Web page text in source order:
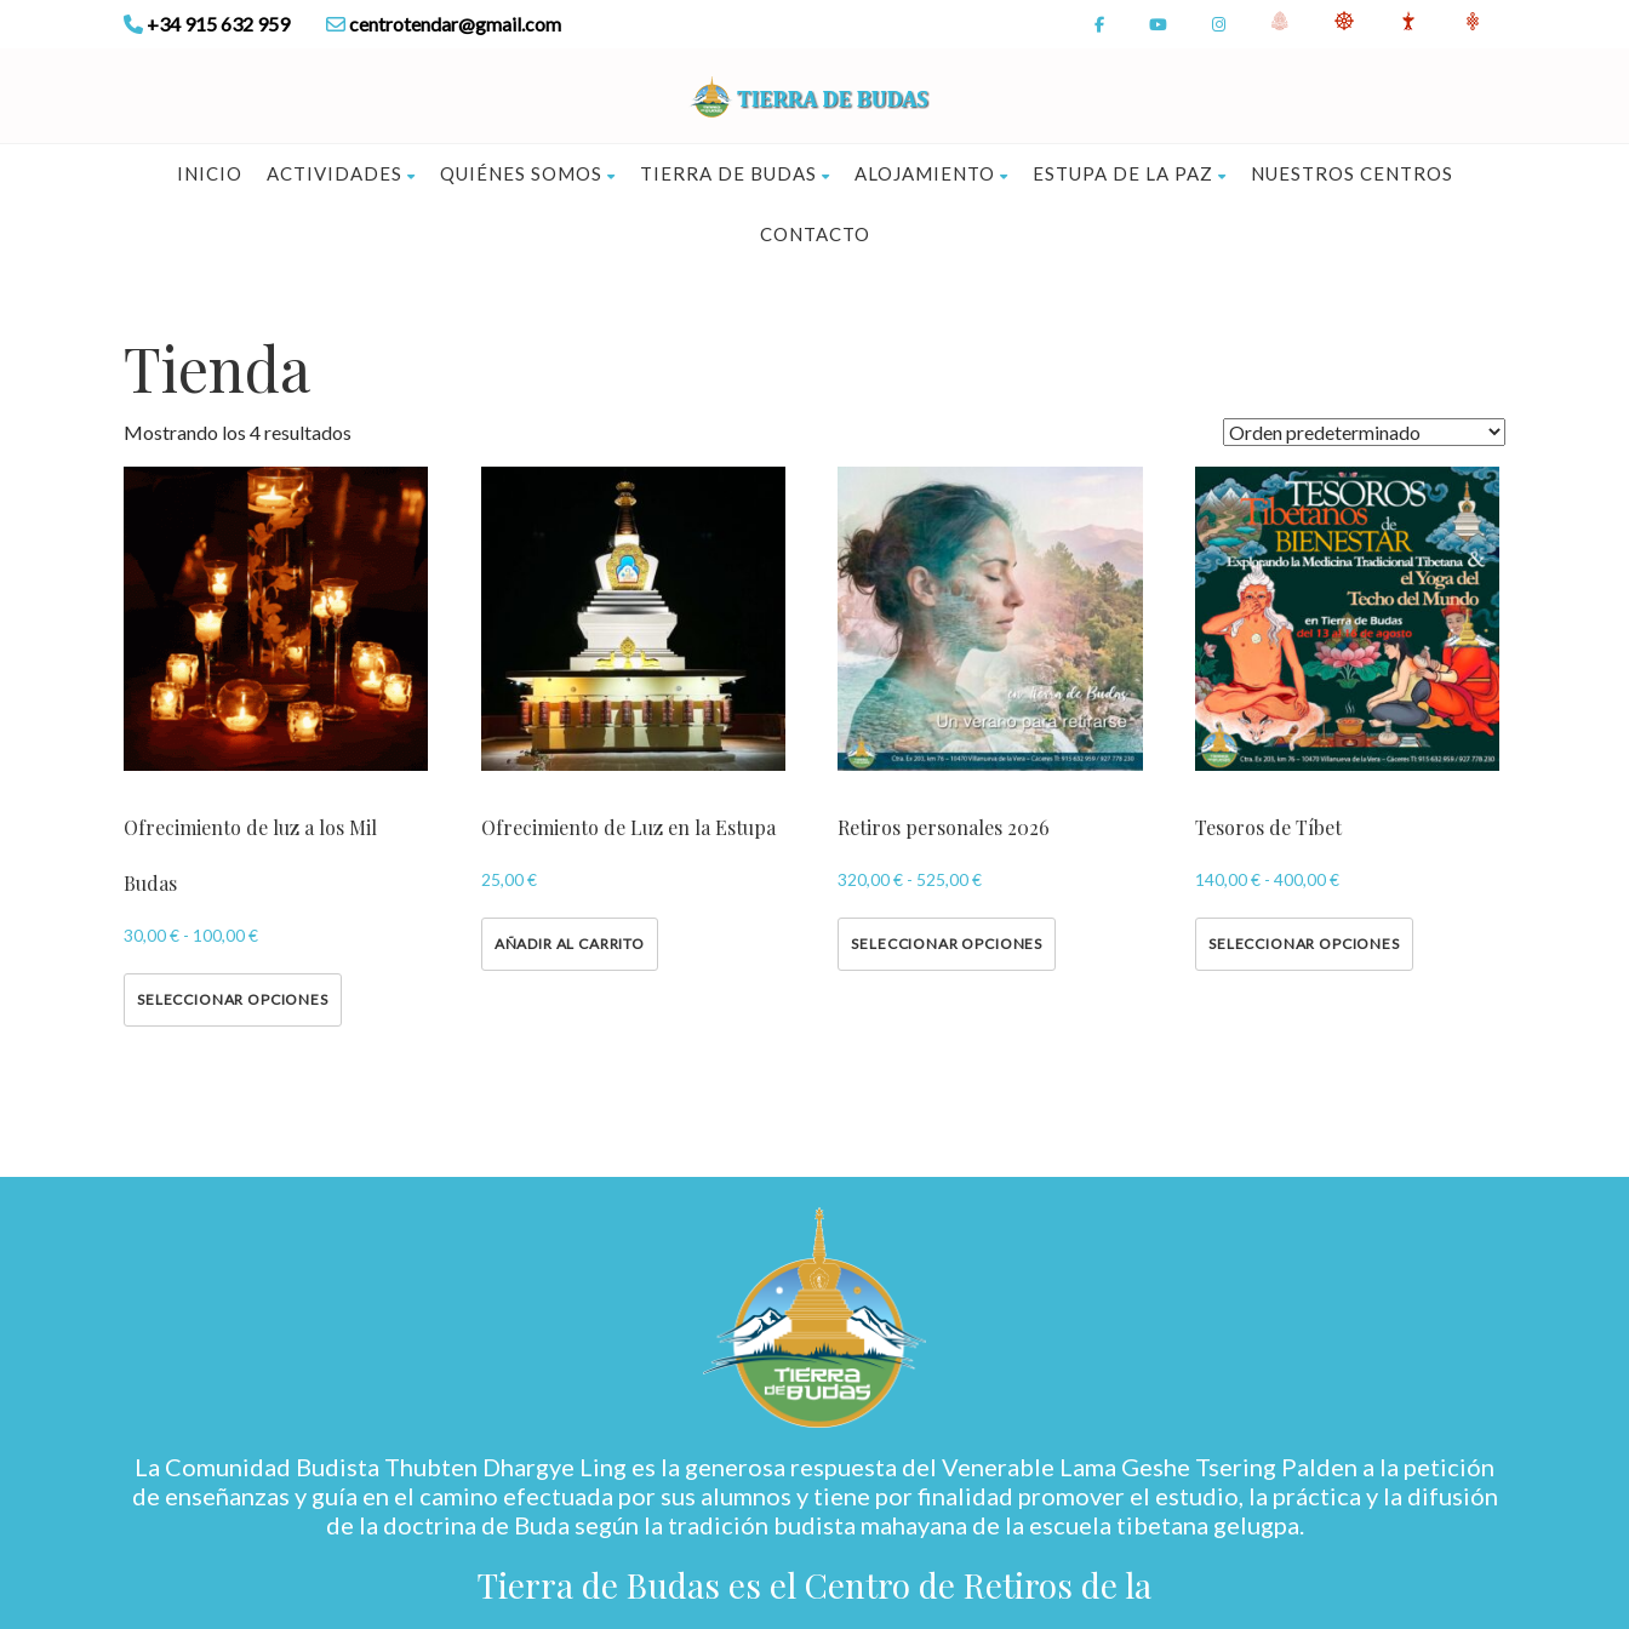
+34 915 632 959 centrotendar@gmail.com
INICIO ACTIVIDADES QUIÉNES SOMOS TIERRA DE BUDAS ALOJAMIENTO ESTUPA DE LA PAZ NUESTROS CENTROS
CONTACTO
Tienda
Mostrando los 4 resultados
Ofrecimiento de luz a los Mil
Budas
30,00€ - 100,00€
SELECCIONAR OPCIONES
Ofrecimiento de Luz en la Estupa
25,00€
AÑADIR AL CARRITO
Retiros personales 2026
320,00€ - 525,00€
SELECCIONAR OPCIONES
Tesoros de Tíbet
140,00€ - 400,00€
SELECCIONAR OPCIONES
La Comunidad Budista Thubten Dhargye Ling es la generosa respuesta del Venerable Lama Geshe Tsering Palden a la petición
de enseñanzas y guía en el camino efectuada por sus alumnos y tiene por finalidad promover el estudio, la práctica y la difusión
de la doctrina de Buda según la tradición budista mahayana de la escuela tibetana gelugpa.
Tierra de Budas es el Centro de Retiros de la